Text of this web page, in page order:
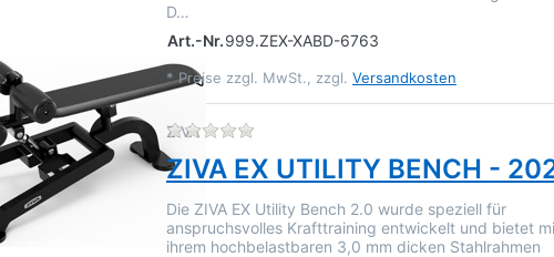
D…
Art.-Nr.999.ZEX-XABD-6763
* Preise zzgl. MwSt., zzgl. Versandkosten
ZIVA Zu diesem Produkt liegen noch
ZIVA EX UTILITY BENCH -
Die ZIVA EX Utility Bench 2.0 wurde speziell für
anspruchsvolles Krafttraining entwickelt und bietet
ihrem hochbelastbaren 3,0 mm dicken Stahlrahmen